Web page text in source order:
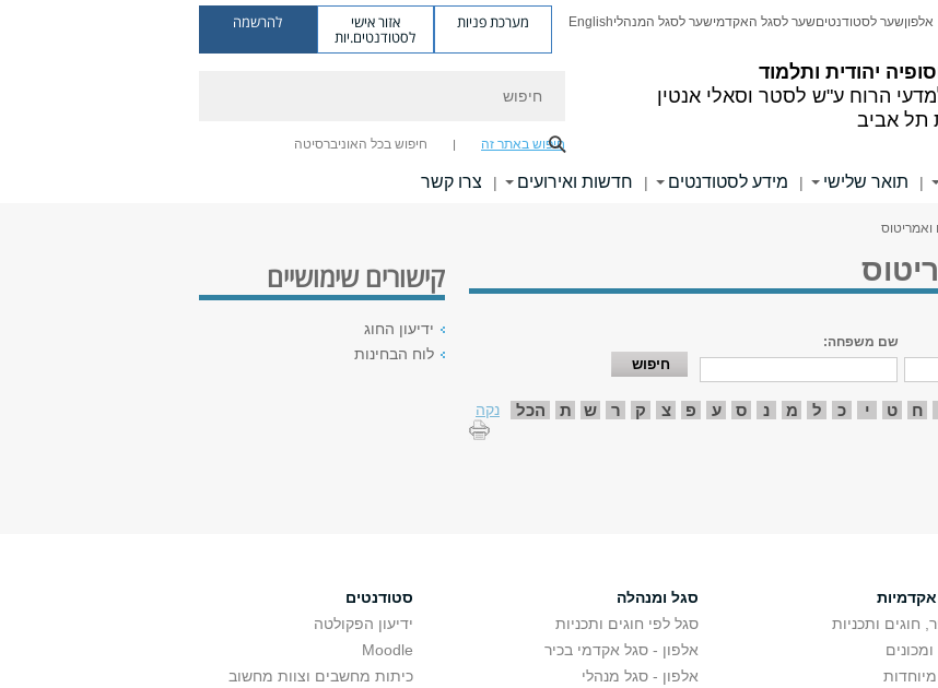
יהודית ותלמוד
הרוח ע"ש לסטר וסאלי אנטין
תל אביב
אלפוןשער לסטודנטיםשער לסגל האקדמישער לסגל המנהליEnglish מערכת פניות אזור אישי
לסטודנטים.יות
להרשמה
חיפוש באתר זה חיפוש בכל האוניברסיטה
| תואר שלישי | מידע לסטודנטים | חדשות ואירועים | צרו קשר
ואמריטוס
שם משפחה:
ח ט י כ ל מ נ ס ע פ צ ק ר ש ת הכל נקה
קישורים שימושיים
ידיעון החוג
לוח הבחינות
אקדמיות
חוגים ותכניות
סגל ומנהלה
סגל לפי חוגים ותכניות
אלפון - סגל אקדמי בכיר
אלפון - סגל מנהלי
סטודנטים
ידיעון הפקולטה
Moodle
כיתות מחשבים וצוות מחשוב